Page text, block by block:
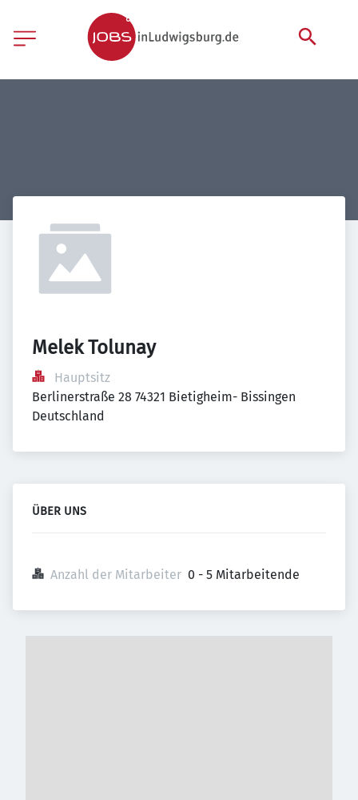
Melek Tolunay
Hauptsitz
Berlinerstraße 28 74321 Bietigheim- Bissingen
Deutschland
ÜBER UNS
Anzahl der Mitarbeiter 0 - 5 Mitarbeitende